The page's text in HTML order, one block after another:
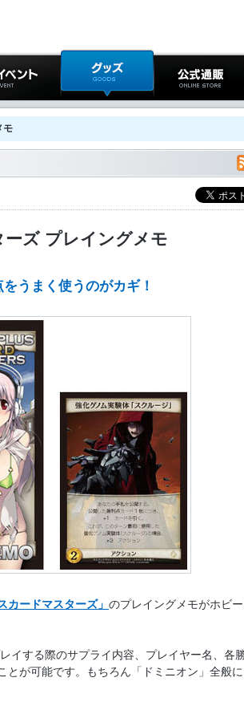
グッズ 公式通販
モ
ズ プレイングメモ
うまく使うのがカギ！
カードマスターズ」 のプレイングメモがホビ
イする際のサプライ内容、プレイヤー名、各
とが可能です。もちろん「ドミニオン」全般